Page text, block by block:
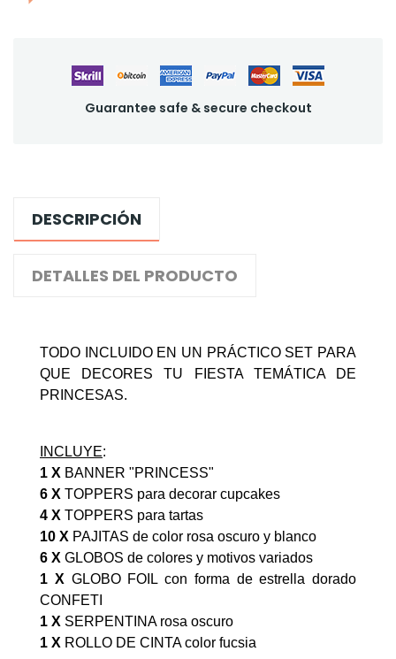
Guarantee safe & secure checkout
DESCRIPCIÓN
DETALLES DEL PRODUCTO
TODO INCLUIDO EN UN PRÁCTICO SET PARA
QUE DECORES TU FIESTA TEMÁTICA DE
PRINCESAS.
INCLUYE:
1 X BANNER "PRINCESS"
6 X TOPPERS para decorar cupcakes
4 X TOPPERS para tartas
10 X PAJITAS de color rosa oscuro y blanco
6 X GLOBOS de colores y motivos variados
1 X GLOBO FOIL con forma de estrella dorado
CONFETI
1 X SERPENTINA rosa oscuro
1 X ROLLO DE CINTA color fucsia